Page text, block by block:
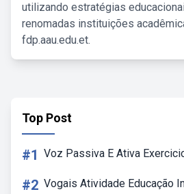
utilizando estratégias
renomadas instituições
fdp.aau.edu.et.
Top Post
#1 Voz Passiva E Ativa
#2 Vogais Atividade Educação